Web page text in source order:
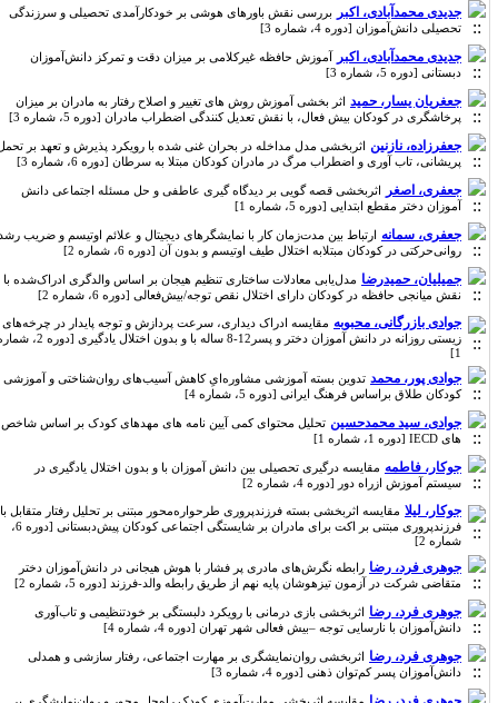
جدیدی محمدآبادی، اکبر بررسی نقش باورهای هوشی بر خودکارآمدی تحصیلی و سرزندگی
تحصیلی دانش‌آموزان [دوره 4، شماره 3]
جدیدی محمدآبادی، اکبر آموزش حافظه غیرکلامی بر میزان دقت و تمرکز دانش‌آموزان
دبستانی [دوره 5، شماره 3]
جعغریان یسار، حمید اثر بخشی آموزش روش های تغییر و اصلاح رفتار به مادران بر میزان
پرخاشگری در کودکان بیش فعال، با نقش تعدیل کنندگی اضطراب مادران [دوره 5، شماره 3]
جعفرزاده، نازنین اثربخشی مدل مداخله در بحران غنی شده با رویکرد پذیرش و تعهد بر تحمل
پریشانی، تاب آوری و اضطراب مرگ در مادران کودکان مبتلا به سرطان [دوره 6، شماره 3]
جعفری، اصغر اثربخشی قصه گویی بر دیدگاه گیری عاطفی و حل مسئله اجتماعی دانش
آموزان دختر مقطع ابتدایی [دوره 5، شماره 1]
جعفری، سمانه ارتباط بین مدت‌زمان کار با نمایشگرهای دیجیتال و علائم اوتیسم و ضریب رشد
روانی‌حرکتی در کودکان مبتلابه اختلال طیف اوتیسم و بدون آن [دوره 6، شماره 2]
جمیلیان، حمیدرضا مدل‌یابی معادلات ساختاری تنظیم هیجان بر اساس والدگری ادراک‌شده با
نقش میانجی حافظه در کودکان دارای اختلال نقص توجه/بیش‌فعالی [دوره 6، شماره 2]
جوادی بازرگانی، محبوبه مقایسه ادراک دیداری، سرعت پردازش و توجه پایدار در چرخه‌های
زیستی روزانه در دانش آموزان دختر و پسر12-8 ساله با و بدون اختلال یادگیری [دوره 2، شماره
1]
جوادی پور، محمد تدوین بسته آموزشی مشاوره‌ایِ کاهش آسیب‌های روان‌شناختی و آموزشی
کودکان طلاق براساس فرهنگ ایرانی [دوره 5، شماره 4]
جوادی، سید محمدحسین تحلیل محتوای کمی آیین نامه های مهدهای کودک بر اساس شاخص
های IECD [دوره 1، شماره 1]
جوکار، فاطمه مقایسه درگیری تحصیلی بین دانش آموزان با و بدون اختلال یادگیری در
سیستم آموزش ازراه دور [دوره 4، شماره 2]
جوکار، لیلا مقایسه اثربخشی بسته فرزندپروری طرحواره‌محور مبتنی بر تحلیل رفتار متقابل با
فرزندپروری مبتنی بر اکت برای مادران بر شایستگی اجتماعی کودکان پیش‌دبستانی [دوره 6،
شماره 2]
جوهری فرد، رضا رابطه نگرش‌های مادری پر فشار با هوش هیجانی در ‌دانش‌آموزان دختر
متقاضی شرکت در آزمون تیزهوشان پایه نهم از طریق رابطه والد-فرزند [دوره 5، شماره 2]
جوهری فرد، رضا اثربخشی بازی درمانی با رویکرد دلبستگی بر خودتنظیمی و تاب‌آوری
دانش‌آموزان با نارسایی توجه –بیش فعالی شهر تهران [دوره 4، شماره 4]
جوهری فرد، رضا اثربخشی روان‌نمایشگری بر مهارت اجتماعی، رفتار سازشی و همدلی
دانش‌آموزان پسر کم‌توان ذهنی [دوره 4، شماره 3]